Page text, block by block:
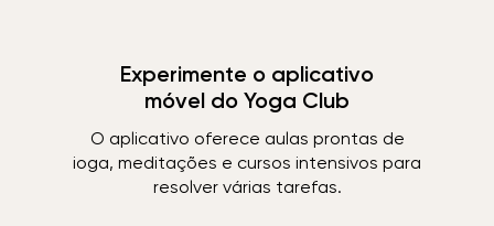
Experimente o aplicativo
móvel do Yoga Club
O aplicativo oferece aulas prontas de
ioga, meditações e cursos intensivos para
resolver várias tarefas.